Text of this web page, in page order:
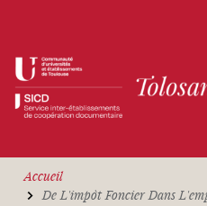
Accueil
De L'impôt Foncier Dans